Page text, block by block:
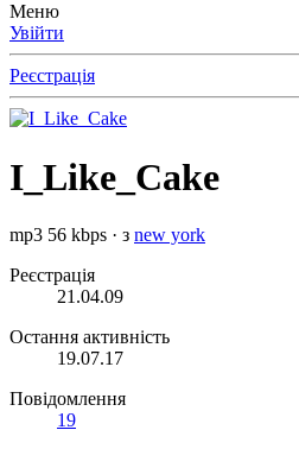
Меню
Увійти
Реєстрація
I_Like_Cake
mp3 56 kbps · з new york
Реєстрація
21.04.09
Остання активність
19.07.17
Повідомлення
19